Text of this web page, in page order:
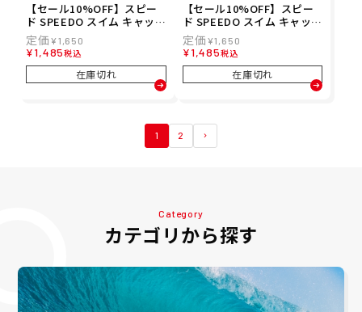
【セール10%OFF】スピー
ド SPEEDO スイム キャップ
モノグラムジャパン3 メッシ
ュキャップ MJ3 MESH CAP
SE12608-MT メンズ レディ
ース ユニセックス
¥1,650
¥1,485税込
在庫切れ
【セール10%OFF】スピー
ド SPEEDO スイム キャップ
ワーディング ストライプス
メッシュ キャップ WORDIN
G STR MESH C SE12606-A
Q メンズ レディース ユニセ
ックス
¥1,650
¥1,485税込
在庫切れ
1 2
Category
カテゴリから探す